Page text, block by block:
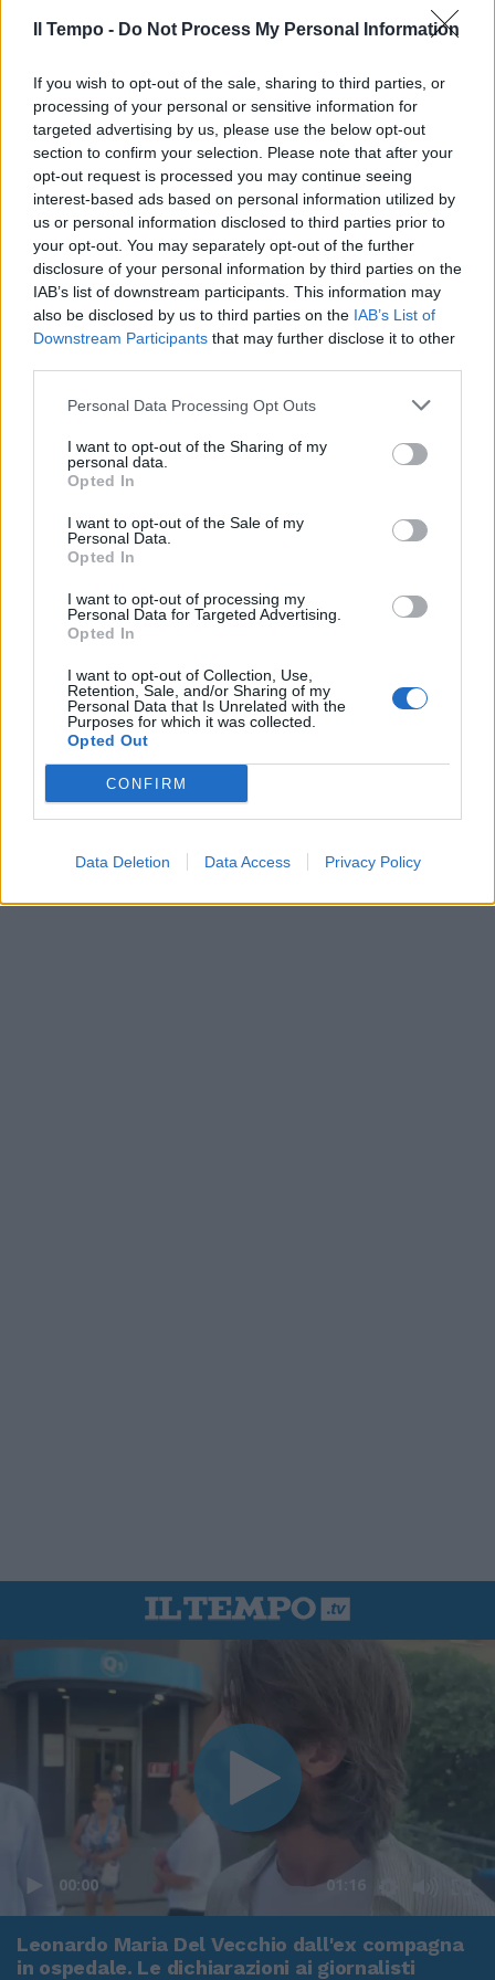
Il Tempo - Do Not Process My Personal Information
If you wish to opt-out of the sale, sharing to third parties, or
processing of your personal or sensitive information for
targeted advertising by us, please use the below opt-out
section to confirm your selection. Please note that after your
opt-out request is processed you may continue seeing
interest-based ads based on personal information utilized by
us or personal information disclosed to third parties prior to
your opt-out. You may separately opt-out of the further
disclosure of your personal information by third parties on the
IAB’s list of downstream participants. This information may
also be disclosed by us to third parties on the IAB’s List of
Downstream Participants that may further disclose it to other
Personal Data Processing Opt Outs
I want to opt-out of the Sharing of my
personal data.
Opted In
I want to opt-out of the Sale of my
Personal Data.
Opted In
I want to opt-out of processing my
Personal Data for Targeted Advertising.
Opted In
I want to opt-out of Collection, Use,
Retention, Sale, and/or Sharing of my
Personal Data that Is Unrelated with the
Purposes for which it was collected.
Opted Out
CONFIRM
Data Deletion Data Access Privacy Policy
In evidenza
00:00 01:16
Leonardo Maria Del Vecchio dall'ex compagna
in ospedale. Le dichiarazioni ai giornalisti